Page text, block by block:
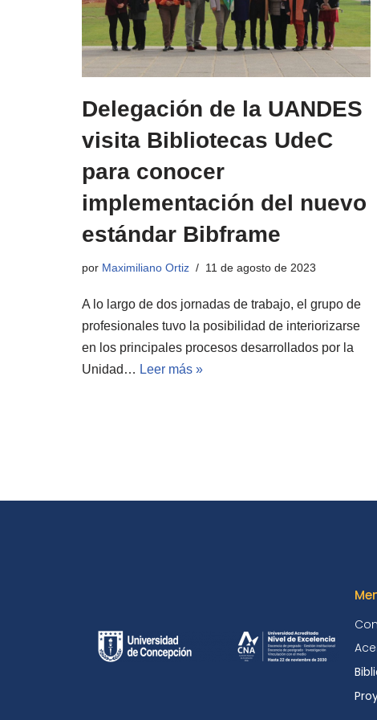
Delegación de la UANDES
visita Bibliotecas UdeC
para conocer
implementación del nuevo
estándar Bibframe
por Maximiliano Ortiz 11 de agosto de 2023
A lo largo de dos jornadas de trabajo, el grupo de
profesionales tuvo la posibilidad de interiorizarse
en los principales procesos desarrollados por la
Unidad… Leer más »